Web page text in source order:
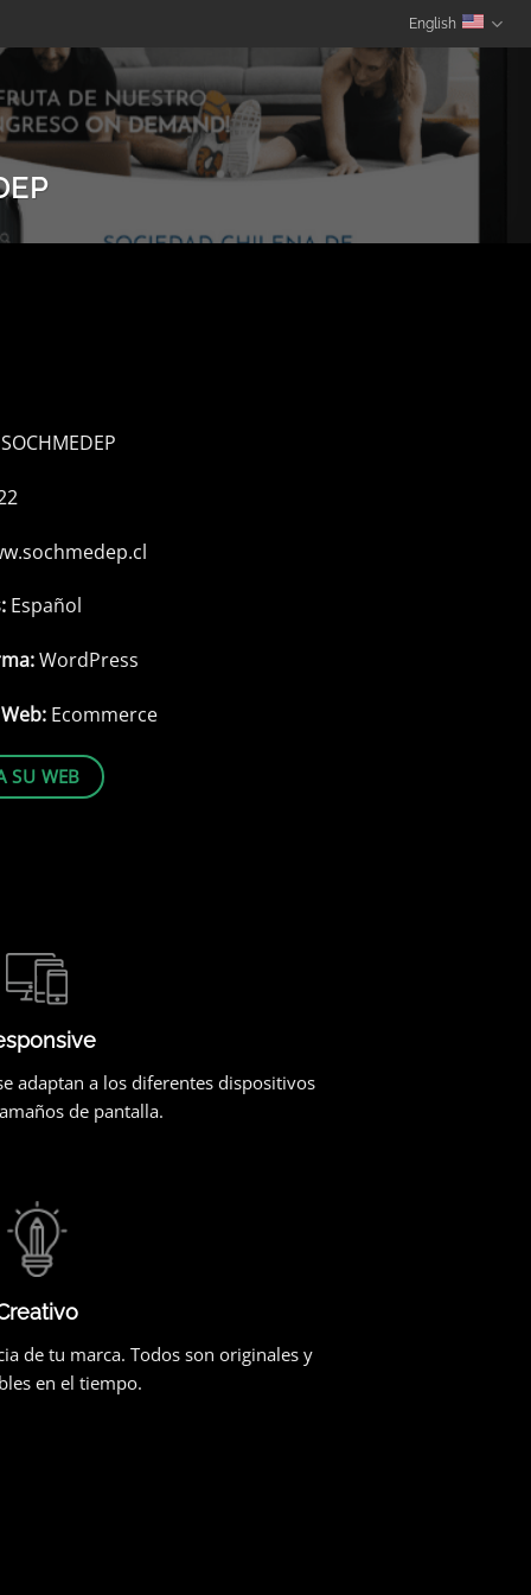
English
Español
WordPress
Ecommerce
SU WEB
adaptan a los diferentes dispositivos
de pantalla.
de tu marca. Todos son originales y
en el tiempo.